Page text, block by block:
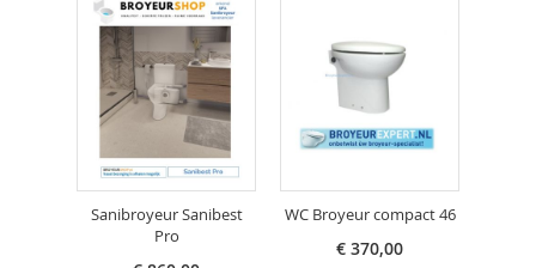
Sanibroyeur Sanibest
Pro
WC Broyeur compact 46
€ 370,00